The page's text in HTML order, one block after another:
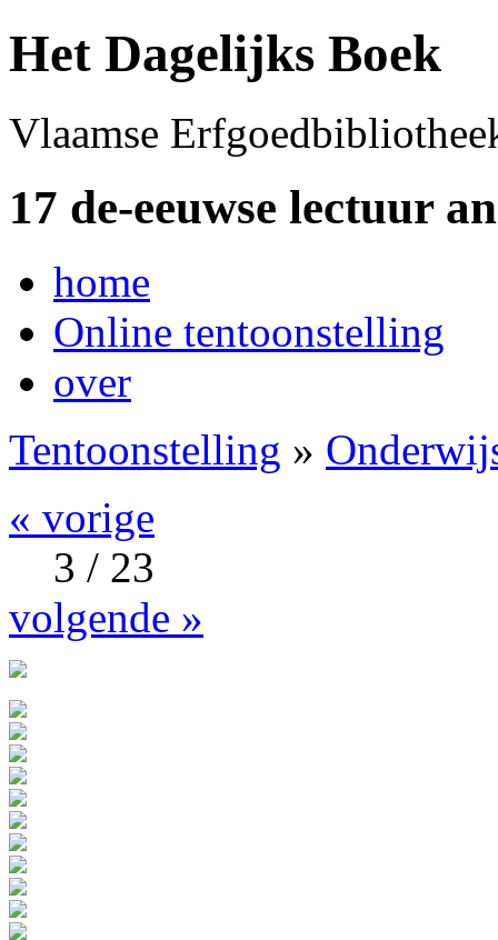
Het Dagelijks Boek
Vlaamse
17 de-eeuwse lectuur
home
Online tentoonstelling
over
Tentoonstelling »
« vorige
3 / 23
volgende »